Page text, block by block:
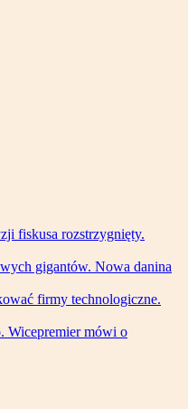
fiskusa rozstrzygnięty.
gigantów. Nowa danina
firmy technologiczne.
Wicepremier mówi o